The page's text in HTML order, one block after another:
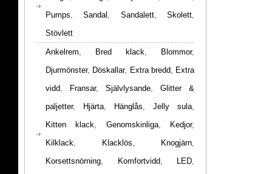
Pumps,Sandal , Sandalett,Skolett,
Stövlett
Ankelrem, Bred klack, Blommor,
Djurmönster, Döskallar, Extra bredd, Extra
vidd, Fransar, Självlysande, Glitter &
paljetter, Hjärta, Hänglås, Jelly sula,
Kitten klack, Genomskinliga, Kedjor,
Kilklack, Klacklös, Knogjärn,
Korsettsnörning, Komfortvidd, LED,